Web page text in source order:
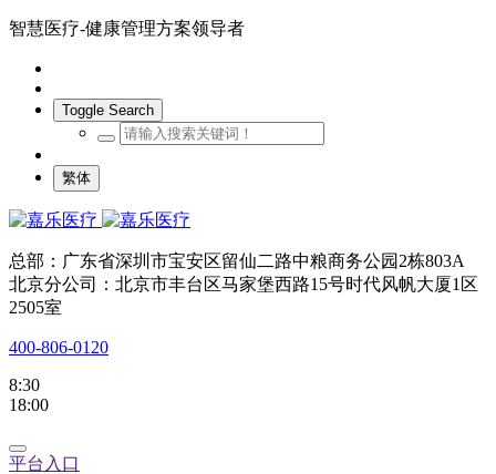
智慧医疗-健康管理方案领导者
Toggle Search
繁体
总部：广东省深圳市宝安区留仙二路中粮商务公园2栋803A
北京分公司：北京市丰台区马家堡西路15号时代风帆大厦1区
2505室
400-806-0120
8:30
18:00
平台入口